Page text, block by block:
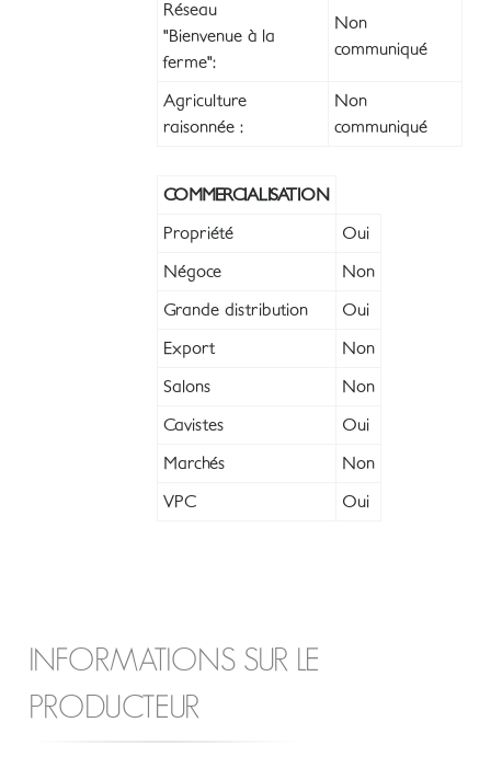
Réseau
"Bienvenue à la
ferme":
Non
communiqué
Agriculture
raisonnée :
Non
communiqué
COMMERCIALISATION
Propriété Oui
Négoce Non
Grande distribution Oui
Export Non
Salons Non
Cavistes Oui
Marchés Non
VPC Oui
INFORMATIONS SUR LE
PRODUCTEUR